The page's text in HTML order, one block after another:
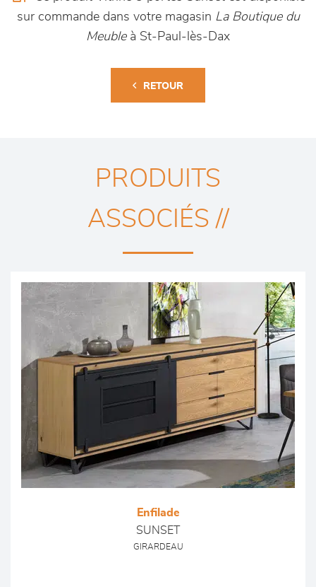
sur commande dans votre magasin La Boutique du
Meubleà St-Paul-lès-Dax
RETOUR
PRODUITS
ASSOCIÉS //
Enfilade
SUNSET
GIRARDEAU